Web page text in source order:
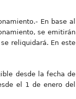
En base al
se emitirán
reliquidará. En este
desde la fecha de
el 1 de enero del